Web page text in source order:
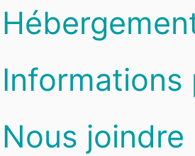
Informations
Nous joindre